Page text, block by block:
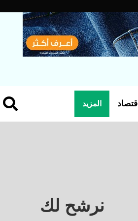
المزيد اقتصاد
نرشح لك